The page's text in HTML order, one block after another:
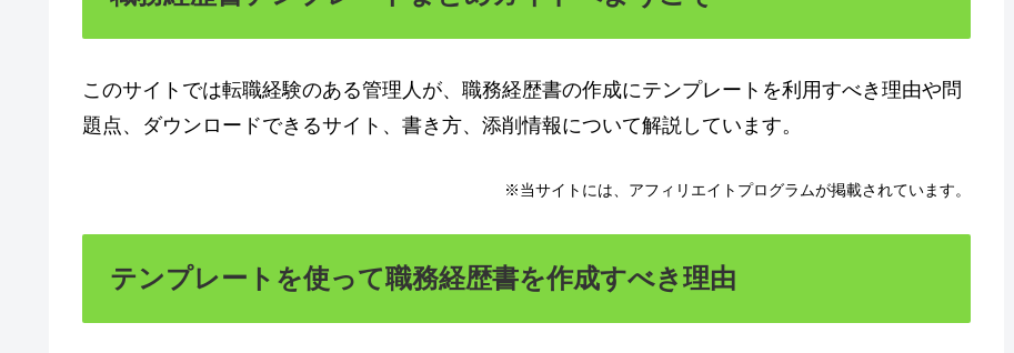
このサイトでは転職経験のある管理人が、職務経歴書の作成にテンプレートを利用すべき理由や問
題点、ダウンロードできるサイト、書き方、添削情報について解説しています。
※当サイトには、アフィリエイトプログラムが掲載されています。
テンプレートを使って職務経歴書を作成すべき理由